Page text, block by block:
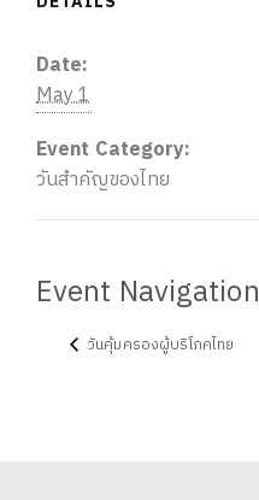
Date:
May 1
Event Category:
วันสำคัญของไทย
Event Navigation
วันคุ้มครองผู้บริโภคไทย